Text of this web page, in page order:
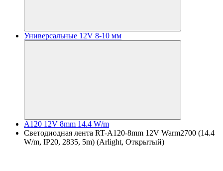
Универсальные 12V 8-10 мм
A120 12V 8mm 14.4 W/m
Светодиодная лента RT-A120-8mm 12V Warm2700 (14.4
W/m, IP20, 2835, 5m) (Arlight, Открытый)